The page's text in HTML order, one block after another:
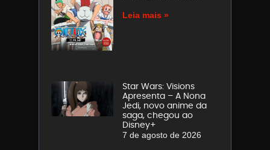
Leia mais »
Star Wars: Visions
Apresenta – A Nona
Jedi, novo anime da
saga, chegou ao
Disney+
7 de agosto de 2026